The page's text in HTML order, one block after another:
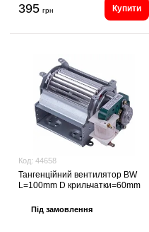
395 грн Купити
Код: 44658
Тангенційний вентилятор BW
L=100mm D крильчатки=60mm
Під замовлення